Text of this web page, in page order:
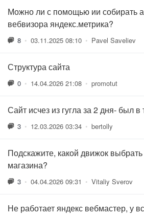
Можно ли с помощью ии собирать
вебвизора яндекс.метрика?
8 • 03.11.2025 08:10 • Pavel Saveliev
Структура сайта
0 • 14.04.2026 21:08 • promotut
Сайт исчез из гугла за 2 дня- был в
3 • 12.03.2026 03:34 • bertolly
Подскажите, какой движок
магазина?
3 • 04.04.2026 09:31 • Vitaliy Sverov
Не работает яндекс вебмастер, у